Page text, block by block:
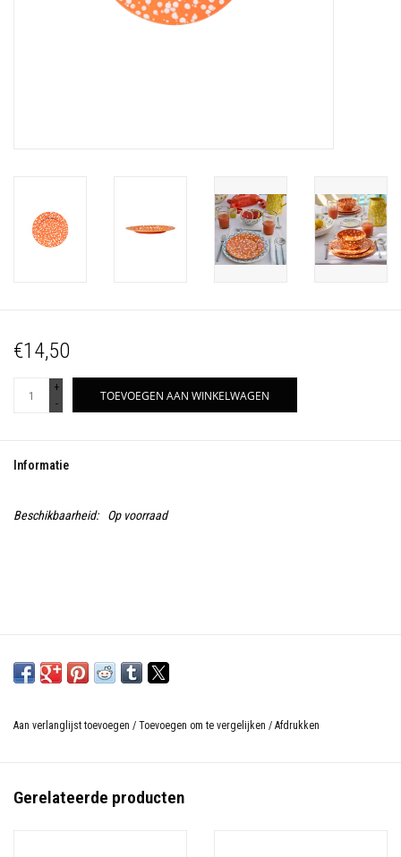
€14,50
+
-
TOEVOEGEN AAN WINKELWAGEN
Informatie
Beschikbaarheid: Op voorraad
Aan verlanglijst toevoegen / Toevoegen om te vergelijken / Afdrukken
Gerelateerde producten